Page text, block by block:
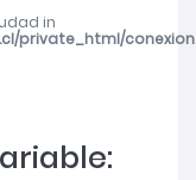
in
private_html/